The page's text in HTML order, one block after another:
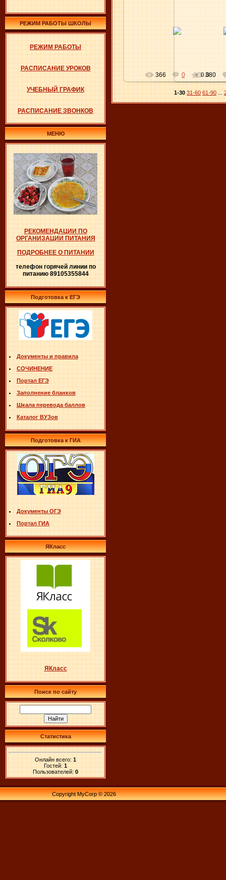
РЕЖИМ РАБОТЫ ШКОЛЫ
РЕЖИМ РАБОТЫ
РАСПИСАНИЕ УРОКОВ
УЧЕБНЫЙ ГРАФИК
РАСПИСАНИЕ ЗВОНКОВ
МЕНЮ
РЕКОМЕНДАЦИИ ПО
ОРГАНИЗАЦИИ ПИТАНИЯ
ПОДРОБНЕЕ О ПИТАНИИ
телефон горячей линии по
питанию 89105355844
Подготовка к ЕГЭ
Документы и правила
СОЧИНЕНИЕ
Портал ЕГЭ
Заполнение бланков
Шкала перевода баллов
Каталог ВУЗов
Подготовка к ГИА
Документы ОГЭ
Портал ГИА
ЯКласс
ЯКласс
Поиск по сайту
Статистика
Онлайн всего: 1
Гостей: 1
Пользователей: 0
366 0 0.0380
1-30 31-60 61-90
Copyright MyCorp © 2026